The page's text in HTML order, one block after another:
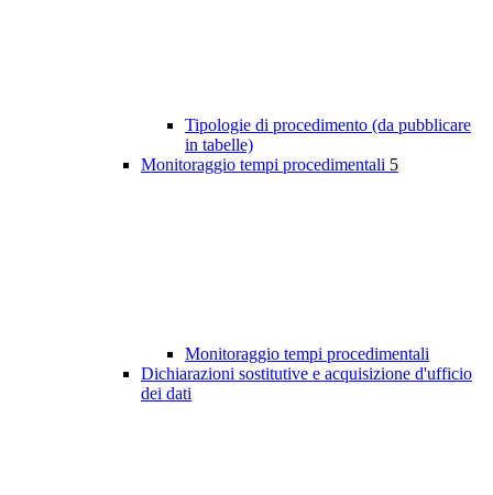
Tipologie di procedimento (da pubblicare
in tabelle)
Monitoraggio tempi procedimentali 5
Monitoraggio tempi procedimentali
Dichiarazioni sostitutive e acquisizione d'ufficio
dei dati